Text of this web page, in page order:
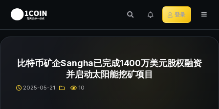
登录
比特币矿企Sangha已完成1400万美元股权融资
并启动太阳能挖矿项目
2025-05-21 10